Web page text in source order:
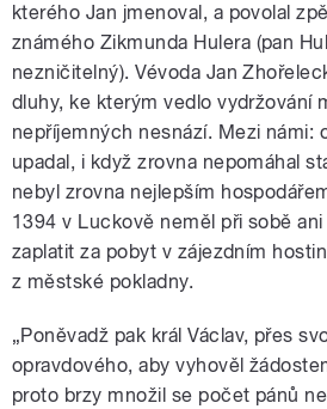
kterého Jan jmenoval, a povolal
známého Zikmunda Hulera (pan
nezničitelný). Vévoda Jan
dluhy, ke kterým vedlo vydržování
nepříjemných nesnází. Mezi námi:
upadal, i když zrovna nepomáhal
nebyl zrovna nejlepším
1394 v Luckově neměl při sobě
zaplatit za pobyt v zájezdním
z městské pokladny.
„Poněvadž pak král Václav, přes
opravdového, aby vyhověl
proto brzy množil se počet pánů